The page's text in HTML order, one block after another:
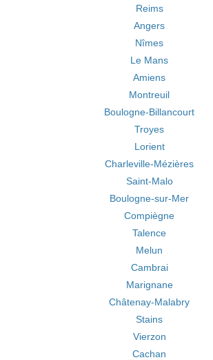
Reims
Angers
Nîmes
Le Mans
Amiens
Montreuil
Boulogne-Billancourt
Troyes
Lorient
Charleville-Mézières
Saint-Malo
Boulogne-sur-Mer
Compiègne
Talence
Melun
Cambrai
Marignane
Châtenay-Malabry
Stains
Vierzon
Cachan